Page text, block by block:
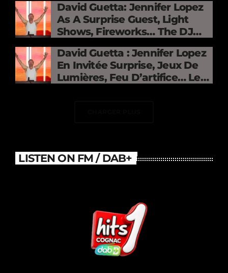
David Guetta: Jennifer Lopez
As A Surprise Guest, Light
Shows, Fireworks… The DJ
France
David Guetta : Jennifer Lopez
En Invitée Surprise, Jeux De
Lumières, Feu D’artifice… Le
LISTEN ON FM / DAB+